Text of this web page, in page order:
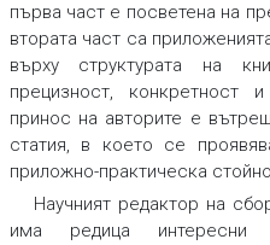
първа част е посветена на
втората част са
върху структурата на
прецизност, конкретност
принос на авторите е
статия, в което се
приложно-практическа
Научният редактор на
има редица интересни